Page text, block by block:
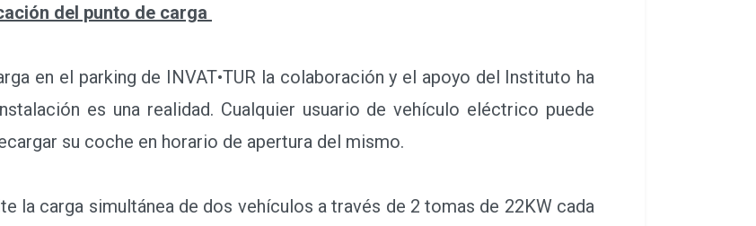
en el parking de INVAT•TUR la colaboración y el apoyo del Instituto ha
su coche en horario de apertura del mismo.
carga simultánea de dos vehículos a través de 2 tomas de 22KW cada